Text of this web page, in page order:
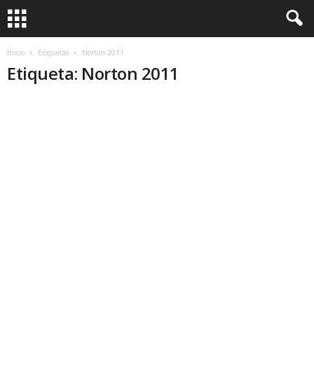
Inicio Etiquetas Norton 2011
Etiqueta: Norton 2011